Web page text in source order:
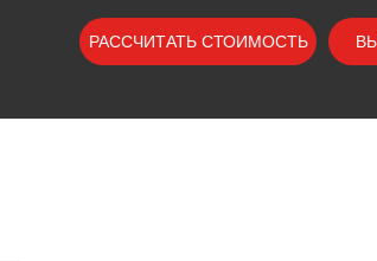
РАССЧИТАТЬ СТОИМОСТЬ